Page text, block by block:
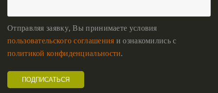
Отправляя заявку, Вы принимаете условия
пользовательского соглашения и ознакомились с
политикой конфиденциальности.